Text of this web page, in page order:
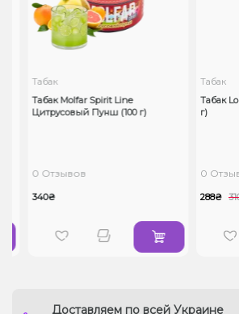
Табак
Табак Molfar Spirit Line
Цитрусовый Пунш (100 г)
0 Отзывов
340₴
Табак
Табак
г)
0
288₴
Доставляем по всей Украине